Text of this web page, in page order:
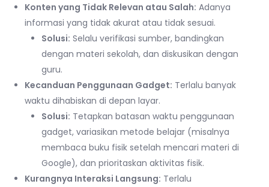
Konten yang Tidak Relevan atau Salah: Adanya
informasi yang tidak akurat atau tidak sesuai.
Solusi: Selalu verifikasi sumber, bandingkan
dengan materi sekolah, dan diskusikan dengan
guru.
Kecanduan Penggunaan Gadget: Terlalu banyak
waktu dihabiskan di depan layar.
Solusi: Tetapkan batasan waktu penggunaan
gadget, variasikan metode belajar (misalnya
membaca buku fisik setelah mencari materi di
Google), dan prioritaskan aktivitas fisik.
Kurangnya Interaksi Langsung: Terlalu